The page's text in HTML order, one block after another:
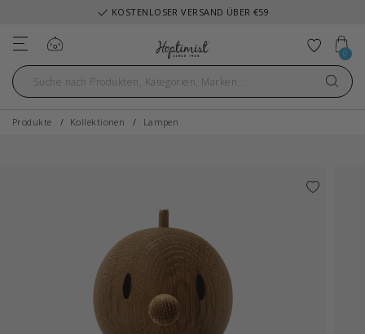
KOSTENLOSER VERSAND ÜBER €59
Zu
0
Produkte Kollektionen Lampen